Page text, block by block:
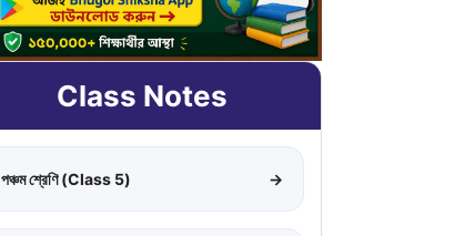
Class Notes
পঞ্চম শ্রেণি (Class 5) →